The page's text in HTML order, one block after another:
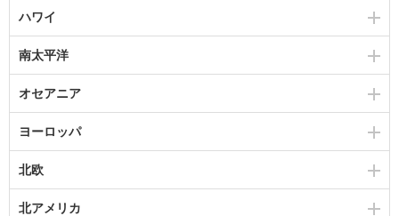
ハワイ
南太平洋
オセアニア
ヨーロッパ
北欧
北アメリカ